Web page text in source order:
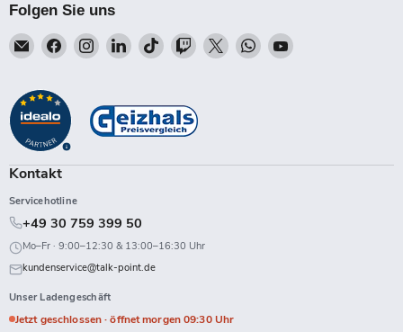
Folgen Sie uns
Email
Talk-
Finden
Sie
auf
Facebook
Finden
Sie
auf
Instagram
Finden
Sie
auf
LinkedIn
Finden
Sie
auf
TikTok
Finden
Sie
Twitch
Finden
Sie
Finden
Sie
Finden
Kontakt
Servicehotline
+49 30 759 399 50
Mo–Fr · 9:00–12:30 & 13:00–16:30 Uhr
kundenservice@talk-point.de
Unser Ladengeschäft
Jetzt geschlossen · öffnet morgen 09:30 Uhr